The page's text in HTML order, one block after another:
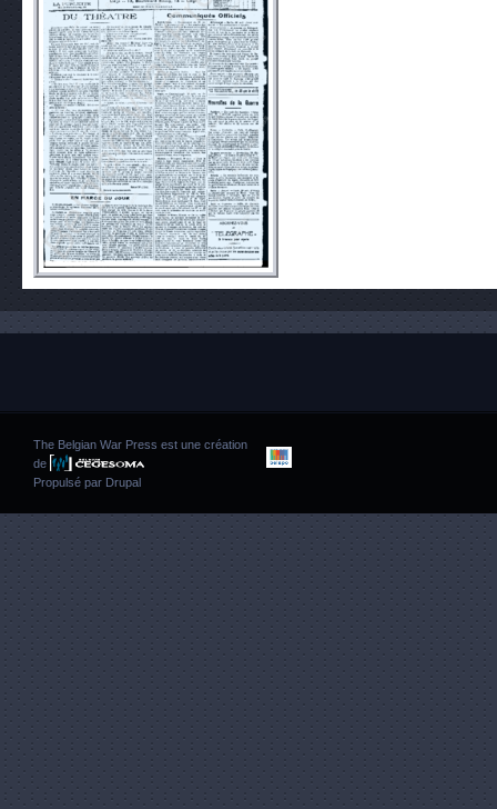
The Belgian War Press est une création
de
Propulsé par Drupal